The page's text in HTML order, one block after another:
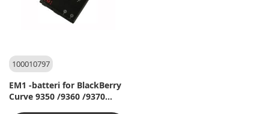
100010797
EM1 -batteri for BlackBerry
Curve 9350 /9360 /9370